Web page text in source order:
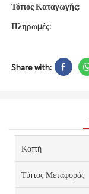
Τόπος Καταγωγής:
Πληρωμές:
Share with:
Κοπή
Τύπος Μεταφοράς